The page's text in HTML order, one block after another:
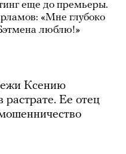
еще до премьеры.
«Мне глубоко
люблю!»
Ксению
растрате. Ее отец